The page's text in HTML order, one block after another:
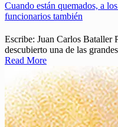
Cuando están quemados, a
funcionarios también
Escribe: Juan Carlos Bataller
descubierto una de las
Read More